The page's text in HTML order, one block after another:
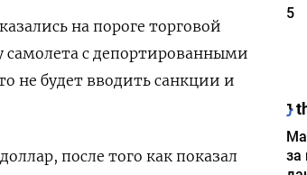
на пороге торговой
с депортированными
будет вводить санкции и
после того как показал
5